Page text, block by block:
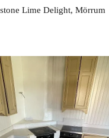
Lime Delight, Mörrum